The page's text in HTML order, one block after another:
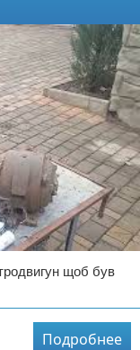
щоб був
Подробнее